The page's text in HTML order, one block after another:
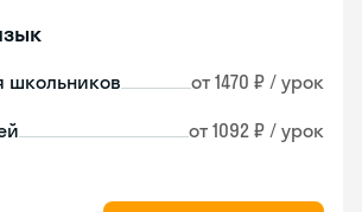
школьников от 1470 ₽ / урок
от 1092 ₽ / урок